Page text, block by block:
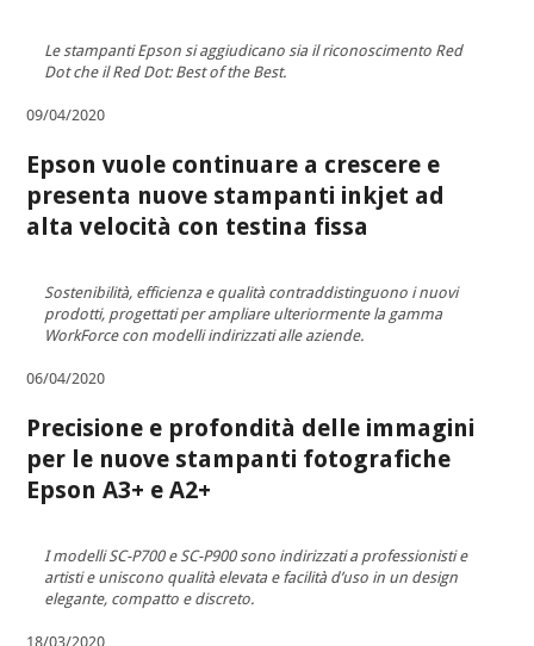
Le stampanti Epson si aggiudicano sia il riconoscimento Red
Dot che il Red Dot: Best of the Best.
09/04/2020
Epson vuole continuare a crescere e
presenta nuove stampanti inkjet ad
alta velocità con testina fissa
Sostenibilità, efficienza e qualità contraddistinguono i nuovi
prodotti, progettati per ampliare ulteriormente la gamma
WorkForce con modelli indirizzati alle aziende.
06/04/2020
Precisione e profondità delle immagini
per le nuove stampanti fotografiche
Epson A3+ e A2+
I modelli SC-P700 e SC-P900 sono indirizzati a professionisti e
artisti e uniscono qualità elevata e facilità d’uso in un design
elegante, compatto e discreto.
18/03/2020